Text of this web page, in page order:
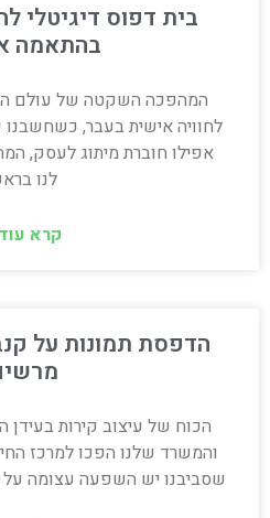
בית דפוס דיגיטלי
בהתאמה
המהפכה השקטה של עולם
לחוויה אישית בעבר,
אפילו חוברת מיתוג לעסק,
לנו
קרא
הדפסת תמונות על
הכוח של עיצוב קירות בעידן
והמשרד שלנו הפכו למרכז
שסביבנו יש השפעה עצומה על